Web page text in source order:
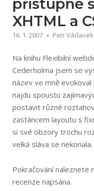
přístupné
XHTML a
16. 1. 2007 Petr Václavek
Na knihu Flexibilní
Cederholma jsem se
název ve mně
najdu spoustu
postavit různé
zastáncem layoutu s
si své obzory trochu
velká sláva se nekonala.
Pokračování naleznete
recenze napsána.